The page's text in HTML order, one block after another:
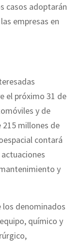
casos adoptarán
empresas en
el próximo 31 de
y de
millones de
contará
y
los denominados
químico y